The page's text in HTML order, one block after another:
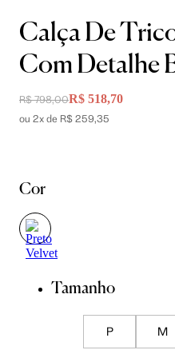
Calça De
Com Detalhe
R$ 798,00R$ 518,70
ou 2x de R$ 259,35
Cor
Tamanho
P M